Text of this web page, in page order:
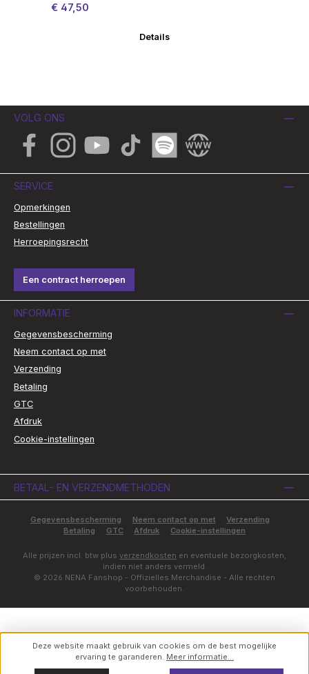
Verkoopprijs:
€ 47,50
Details
VOLG ONS
FacebookInstagramYouTube TikTok Spotify Website
SERVICE
Opmerkingen
Bestellingen
Herroepingsrecht
Een contract herroepen
INFORMATIE
Gegevensbescherming
Neem contact op met
Verzending
Betaling
GTC
Afdruk
Cookie-instellingen
BETAAL- EN VERZENDMETHODEN
Gegevensbescherming Neem contact op met
Verzending
Betaling
GTC Afdruk Cookie-instellingen
Alle prijzen incl. btw plus verzendkosten en eventuele bezorgkosten,
indien niet anders vermeld.
© 2026 NENA Fanshop - Offizielles Merchandise - Alle rechten
voorbehouden.
Deze website maakt gebruik van cookies om de best mogelijke
ervaring te garanderen. Meer informatie...